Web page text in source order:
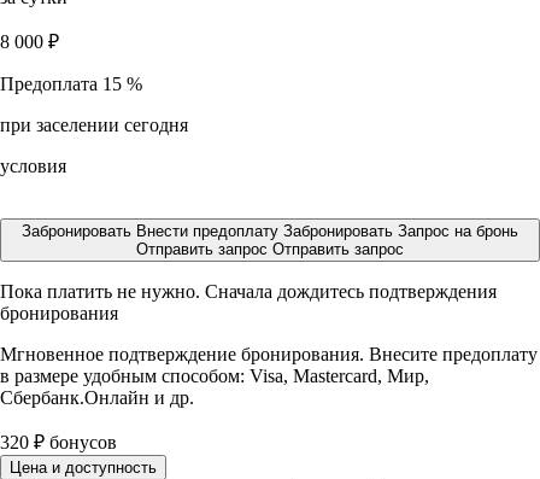
8 000 ₽
Предоплата 15 %
при заселении сегодня
условия
Забронировать Внести предоплату Забронировать Запрос на бронь
Отправить запрос Отправить запрос
Пока платить не нужно. Сначала дождитесь подтверждения
бронирования
Мгновенное подтверждение бронирования. Внесите предоплату
в размере удобным способом: Visa, Mastercard, Мир,
Сбербанк.Онлайн и др.
320 ₽ бонусов
Цена и доступность